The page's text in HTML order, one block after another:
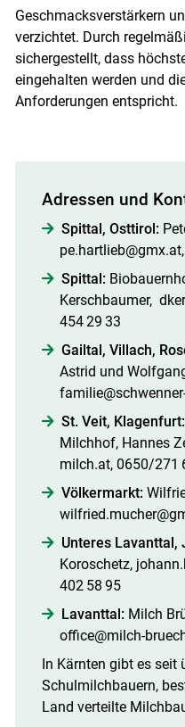
Geschmacksverstärkern
verzichtet. Durch
sichergestellt, dass
eingehalten werden und
Anforderungen entspricht.
Adressen und
Spittal, Osttirol:
Spittal:
Kerschbaumer,
454 29 33
Gailtal, Villach,
Astrid und
St. Veit, Klagenfurt:
Milchhof, Hannes
milch.at, 0650/​271
Völkermarkt:
Unteres Lavanttal,
Koroschetz,
402 58 95
Lavanttal: Milch
office@milch-
In Kärnten gibt es seit
Schulmilchbauern,
Land verteilte